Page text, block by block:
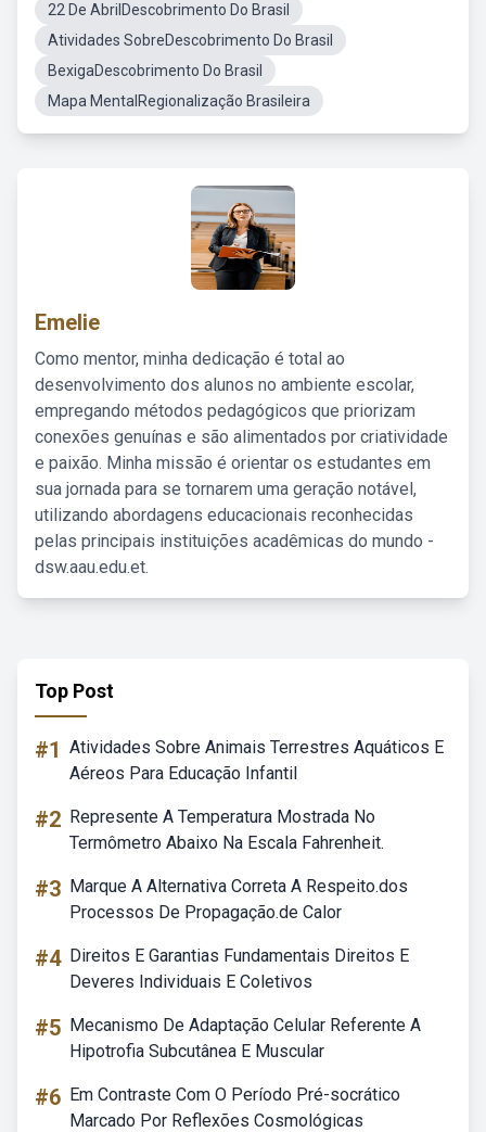
22 De AbrilDescobrimento Do Brasil
Atividades SobreDescobrimento Do Brasil
BexigaDescobrimento Do Brasil
Mapa MentalRegionalização Brasileira
Emelie
Como mentor, minha dedicação é total ao
desenvolvimento dos alunos no ambiente escolar,
empregando métodos pedagógicos que priorizam
conexões genuínas e são alimentados por criatividade
e paixão. Minha missão é orientar os estudantes em
sua jornada para se tornarem uma geração notável,
utilizando abordagens educacionais reconhecidas
pelas principais instituições acadêmicas do mundo -
dsw.aau.edu.et.
Top Post
#1 Atividades Sobre Animais Terrestres Aquáticos E
Aéreos Para Educação Infantil
#2 Represente A Temperatura Mostrada No
Termômetro Abaixo Na Escala Fahrenheit.
#3 Marque A Alternativa Correta A Respeito.dos
Processos De Propagação.de Calor
#4 Direitos E Garantias Fundamentais Direitos E
Deveres Individuais E Coletivos
#5 Mecanismo De Adaptação Celular Referente A
Hipotrofia Subcutânea E Muscular
#6 Em Contraste Com O Período Pré-socrático
Marcado Por Reflexões Cosmológicas